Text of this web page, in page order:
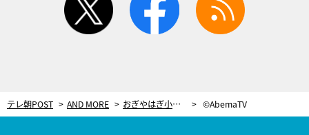
テレ朝POST AND MORE おぎやはぎ小木、“恥ずかしい話”を暴露しスタジオ騒然！アンジャ児嶋が「湯船で…」 ©AbemaTV